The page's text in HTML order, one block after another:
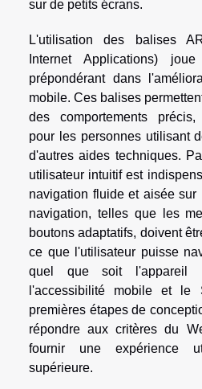
sur de petits écrans.
L'utilisation des balises
Internet Applications)
prépondérant dans
mobile. Ces balises
des comportements
pour les personnes utilisant
d'autres aides techniques.
utilisateur intuitif est
navigation fluide et aisée
navigation, telles que les
boutons adaptatifs, doivent
ce que l'utilisateur puisse
quel que soit l'appareil
l'accessibilité mobile et
premières étapes de
répondre aux critères du
fournir une expérience
supérieure.